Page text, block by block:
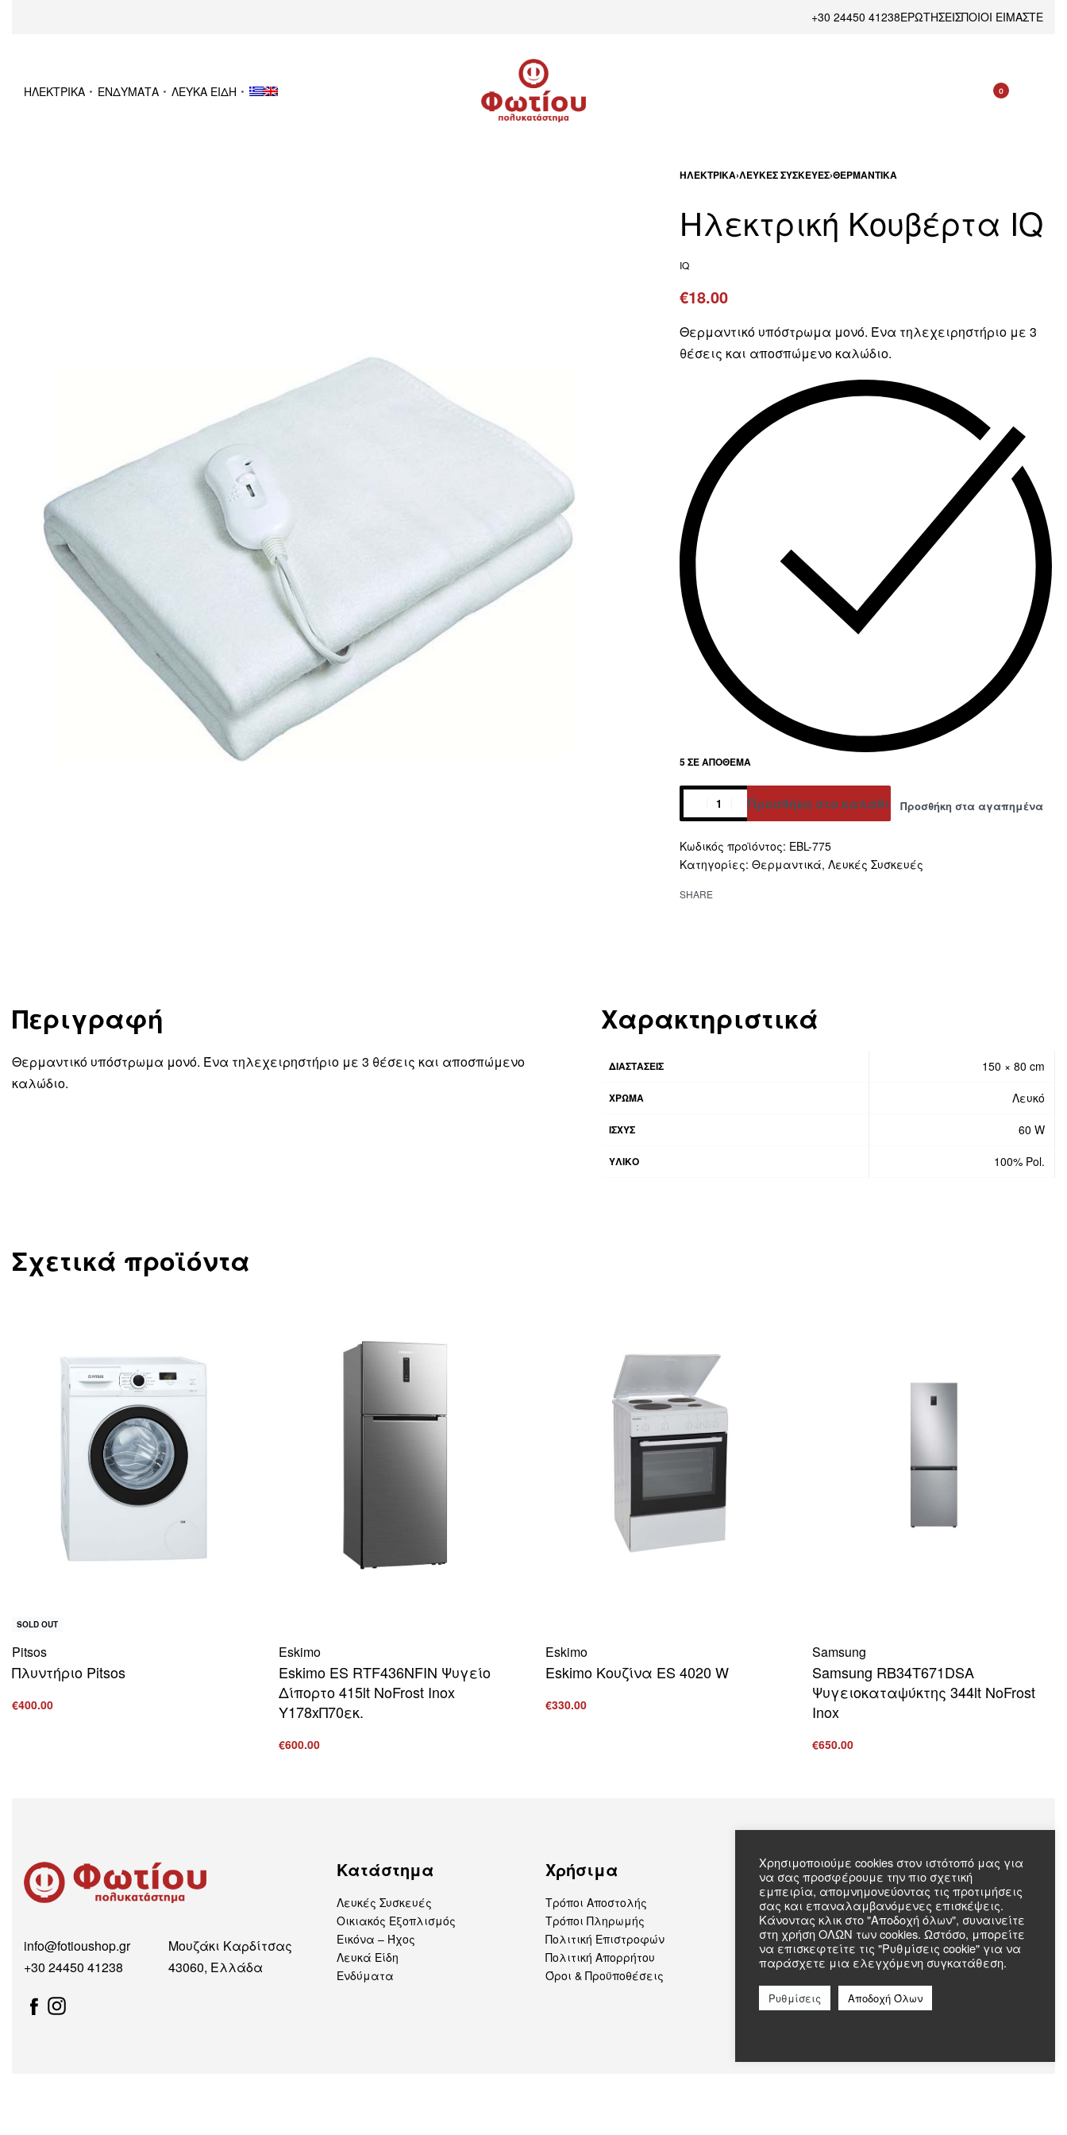
+30 24450 41238ΕΡΩΤΗΣΕΙΣΠΟΙΟΙ ΕΙΜΑΣΤΕ
ΗΛΕΚΤΡΙΚΑ ΕΝΔΥΜΑΤΑ ΛΕΥΚΑ ΕΙΔΗ 0
ΗΛΕΚΤΡΙΚΆ›ΛΕΥΚΈΣ ΣΥΣΚΕΥΈΣ›ΘΕΡΜΑΝΤΙΚΆ
Ηλεκτρική Κουβέρτα IQ
IQ
€18.00
Θερμαντικό υπόστρωμα μονό. Ένα τηλεχειρηστήριομε 3
θέσεις και αποσπώμενοκαλώδιο.
5 ΣΕ ΑΠΌΘΕΜΑ
Προσθήκη στο καλάθι Προσθήκη στα αγαπημένα
EBL-775
Κατηγορίες: Θερμαντικά, Λευκές Συσκευές
SHARE
Περιγραφή
Θερμαντικό υπόστρωμα μονό. Ένα τηλεχειρηστήριο με 3 θέσεις και αποσπώμενο
καλώδιο.
Χαρακτηριστικά
ΔΙΑΣΤΆΣΕΙΣ 150 × 80 cm
ΧΡΩΜΑ Λευκό
ΙΣΧΥΣ 60 W
ΥΛΙΚΟ 100% Pol.
Σχετικά προϊόντα
SOLD OUT
Pitsos
Πλυντήριο Pitsos
€400.00
Eskimo
Eskimo ES RTF436NFIN Ψυγείο
Δίπορτο 415lt NoFrost Inox
Υ178xΠ70εκ.
€600.00
Eskimo
Eskimo Κουζίνα ES 4020 W
€330.00
Samsung
Samsung RB34T671DSA
Ψυγειοκαταψύκτης 344lt NoFrost
Inox
€650.00
info@fotioushop.gr
+30 24450 41238
Μουζάκι Καρδίτσας
43060, Ελλάδα
Κατάστημα
Λευκές Συσκευές
Οικιακός Εξοπλισμός
Εικόνα – Ήχος
Λευκά Είδη
Ενδύματα
Χρήσιμα
Τρόποι Αποστολής
Τρόποι Πληρωμής
Πολιτική Επιστροφών
Πολιτική Απορρήτου
Όροι & Προϋποθέσεις
Πληροφορίες
Συχνές Ερωτήσεις
Σχετικά με εμάς
Επικοινωνία
Χρησιμοποιούμε cookies στον ιστότοπό μας για
να σας προσφέρουμε την πιο σχετική
εμπειρία, απομνημονεύοντας τις προτιμήσεις
σας και επαναλαμβανόμενες επισκέψεις.
Κάνοντας κλικ στο "Αποδοχή όλων", συναινείτε
στη χρήση ΟΛΩΝ των cookies. Ωστόσο, μπορείτε
να επισκεφτείτε τις "Ρυθμίσεις cookie" για να
παράσχετε μια ελεγχόμενη συγκατάθεση.
Ρυθμίσεις Αποδοχή Όλων